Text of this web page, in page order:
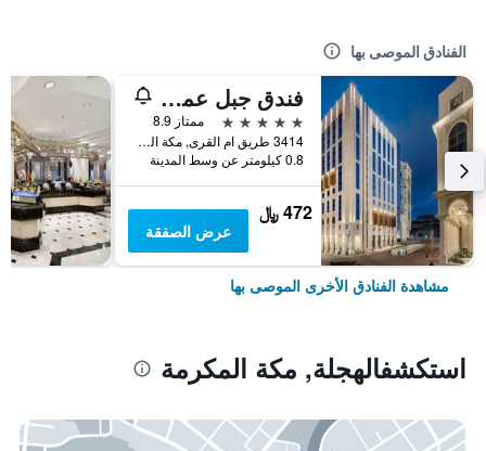
الفنادق الموصى بها
فندق جبل عمر ماريوت، مكة المكرمة
5 نجوم
ممتاز 8.9
3414 طريق ام القرى, مكة المكرمة, المملكة العربية السعودية, مكة المكرمة, المملكة العربية السعودية
0.8 كيلومتر عن وسط المدينة
472 ﷼
عرض الصفقة
مشاهدة الفنادق الأخرى الموصى بها
استكشفالهجلة, مكة المكرمة